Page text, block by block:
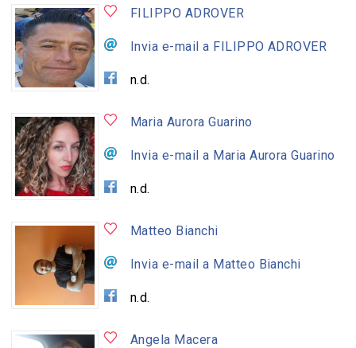
FILIPPO ADROVER
Invia e-mail a FILIPPO ADROVER
n.d.
Maria Aurora Guarino
Invia e-mail a Maria Aurora Guarino
n.d.
Matteo Bianchi
Invia e-mail a Matteo Bianchi
n.d.
Angela Macera